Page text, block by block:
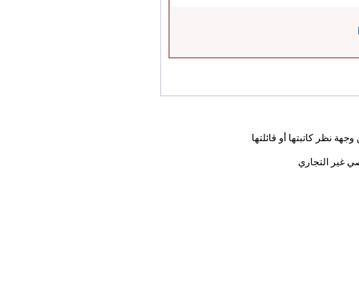
نظر كاتبتها أو قائلتها
غير التجاري